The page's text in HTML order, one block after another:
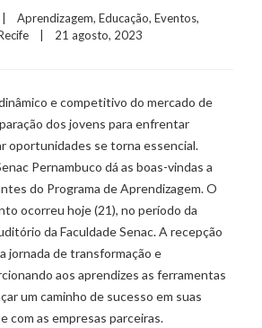
|
Aprendizagem, Educação, Eventos
    |    21 agosto, 2023
e competitivo do mercado de
dos jovens para enfrentar
oportunidades se torna essencial.
Pernambuco dá as boas-vindas a
do Programa de Aprendizagem. O
ocorreu hoje (21), no período da
da Faculdade Senac. A recepção
jornada de transformação e
aos aprendizes as ferramentas
um caminho de sucesso em suas
com as empresas parceiras.